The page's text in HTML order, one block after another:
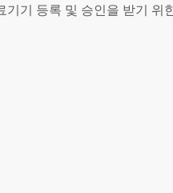
기 등록 및 승인을 받기 위